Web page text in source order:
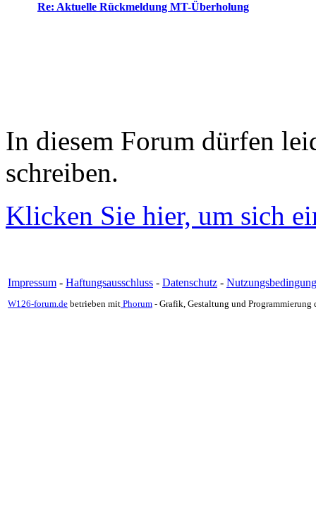
Re: Aktuelle Rückmeldung MT-Überholung
In diesem Forum dürfen
schreiben.
Klicken Sie hier, um sich
Impressum - Haftungsausschluss - Datenschutz -
W126-forum.de betrieben mit Phorum - Grafik, Gestaltung und Programmierung